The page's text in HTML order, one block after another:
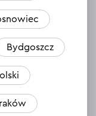
про цей
Bydgoszcz